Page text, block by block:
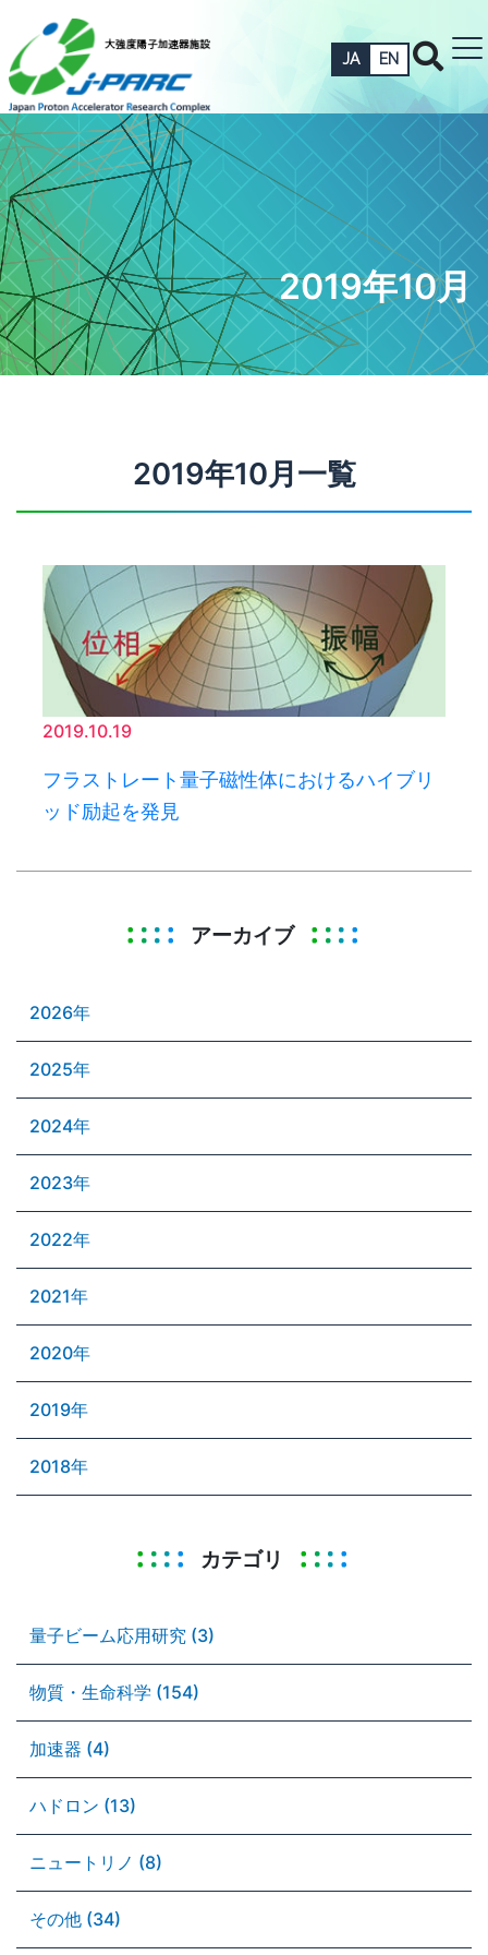
JA EN
2019年10月
2019年10月一覧
2019.10.19
フラストレート量子磁性体におけるハイブリ
ッド励起を発見
アーカイブ
2026年
2025年
2024年
2023年
2022年
2021年
2020年
2019年
2018年
カテゴリ
量子ビーム応用研究 (3)
物質・生命科学 (154)
加速器 (4)
ハドロン (13)
ニュートリノ (8)
その他 (34)